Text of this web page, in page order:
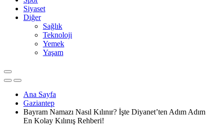
Siyaset
Diğer
Sağlık
Teknoloji
Yemek
Yaşam
Ana Sayfa
Gaziantep
Bayram Namazı Nasıl Kılınır? İşte Diyanet’ten Adım Adım
En Kolay Kılınış Rehberi!